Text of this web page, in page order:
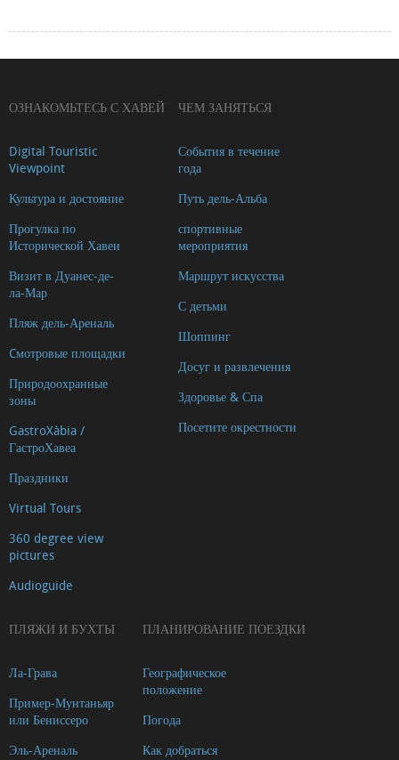
ОЗНАКОМЬТЕСЬ С ХАВЕЙ
Digital Touristic
Viewpoint
Культура и достояние
Прогулка по
Исторической Хавеи
Визит в Дуанес-де-
ла-Мар
Пляж дель-Ареналь
Cмотровые площадки
Природоохранные
зоны
GastroXàbia /
ГастроХавеа
Праздники
Virtual Tours
360 degree view
pictures
Audioguide
ЧЕМ ЗАНЯТЬСЯ
События в течение
года
Путь дель-Альба
спортивные
мероприятия
Маршрут искусства
С детьми
Шоппинг
Досуг и развлечения
Здоровье & Спа
Посетите окрестности
ПЛЯЖИ И БУХТЫ
Ла-Грава
Пример-Мунтаньяр
или Бениссеро
Эль-Ареналь
ПЛАНИРОВАНИЕ ПОЕЗДКИ
Географическое
положение
Погода
Как добраться